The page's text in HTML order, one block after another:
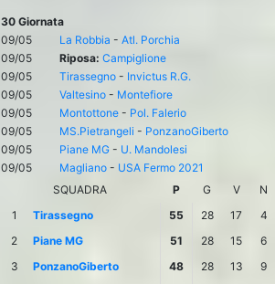
30 Giornata
09/05
La Robbia - Atl. Porchia
09/05
Riposa: Campiglione
09/05
Tirassegno - Invictus R.G.
09/05
Valtesino - Montefiore
09/05
Montottone - Pol. Falerio
09/05
MS.Pietrangeli - PonzanoGiberto
09/05
Piane MG - U. Mandolesi
09/05
Magliano - USA Fermo 2021
SQUADRA
P G V N
1
Tirassegno 55 28 17 4
2
Piane MG 51 28 15 6
3
PonzanoGiberto 48 28 13 9